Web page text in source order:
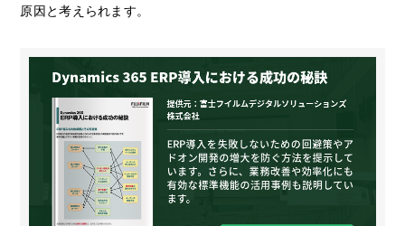
原因と考えられます。